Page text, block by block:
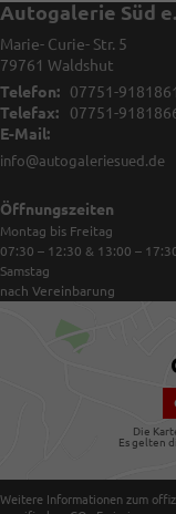
Autogalerie Süd
Marie- Curie- Str. 5
79761 Waldshut
Telefon:
07751-9181861
Telefax:
07751-
E-Mail:
info@autogaleriesued.de
Öffnungszeiten
Montag bis Freitag
07:30 – 12:30 & 13:00 –
Samstag
nach Vereinbarung
Die
Es gelten
Weitere Informationen zum